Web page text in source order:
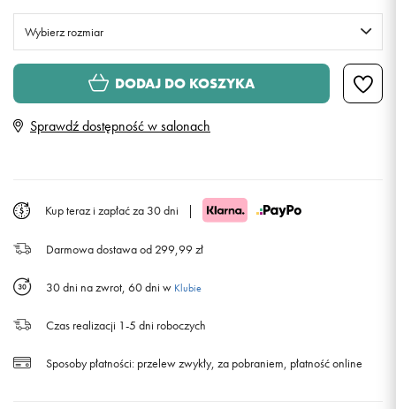
Wybierz rozmiar
Rozmiary EU
26 cm
43 28 cm
44 28,5 cm
45 29,5 cm
DODAJ DO KOSZYKA
Sprawdź dostępność w salonach
Kup teraz i zapłać za 30 dni |
Darmowa dostawa od 299,99 zł
30 dni na zwrot, 60 dni w Klubie
Czas realizacji 1-5 dni roboczych
Sposoby płatności: przelew zwykły, za pobraniem, płatność online